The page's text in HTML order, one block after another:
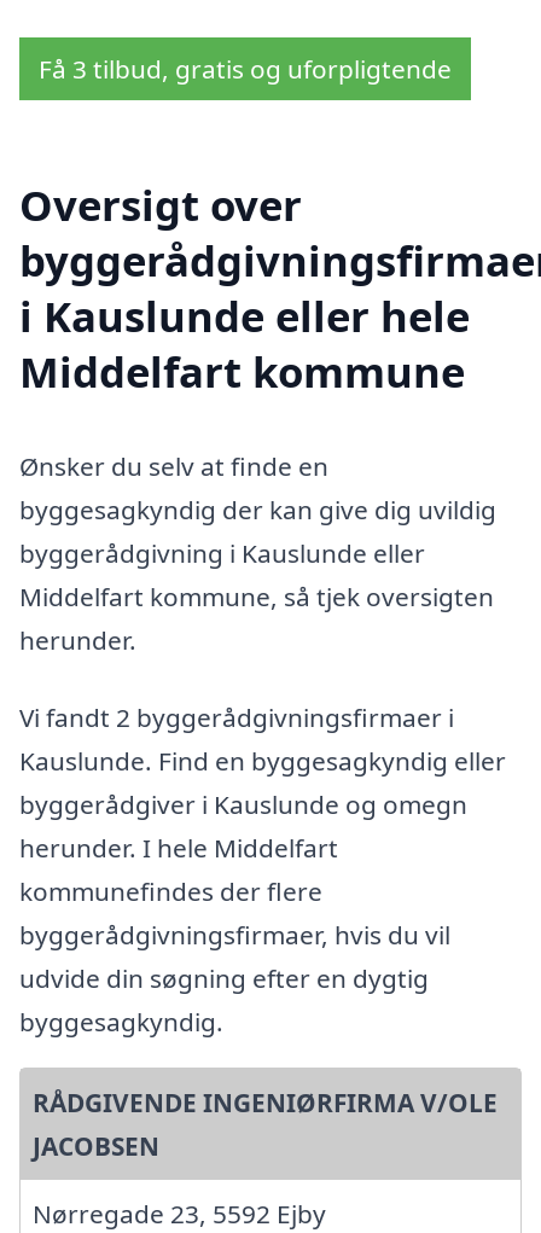
Få 3 tilbud, gratis og uforpligtende
Oversigt over
i Kauslunde eller hele
Middelfart kommune
Ønsker du selv at finde en
byggesagkyndig der kan give dig uvildig
byggerådgivning i Kauslunde eller
Middelfart kommune, så tjek oversigten
herunder.
Vi fandt 2 byggerådgivningsfirmaer i
Kauslunde. Find en byggesagkyndig eller
byggerådgiver i Kauslunde og omegn
herunder. I hele Middelfart
kommunefindes der flere
byggerådgivningsfirmaer, hvis du vil
udvide din søgning efter en dygtig
byggesagkyndig.
RÅDGIVENDE INGENIØRFIRMA V/OLE
JACOBSEN
Nørregade 23, 5592 Ejby